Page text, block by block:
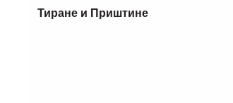
Тиране и Приштине